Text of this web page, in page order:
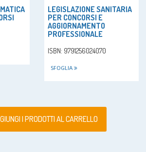
LEGISLAZIONE SANITARIA
PER CONCORSI E
AGGIORNAMENTO
PROFESSIONALE
ISBN: 9791256024070
SFOGLIA
I PRODOTTI AL CARRELLO